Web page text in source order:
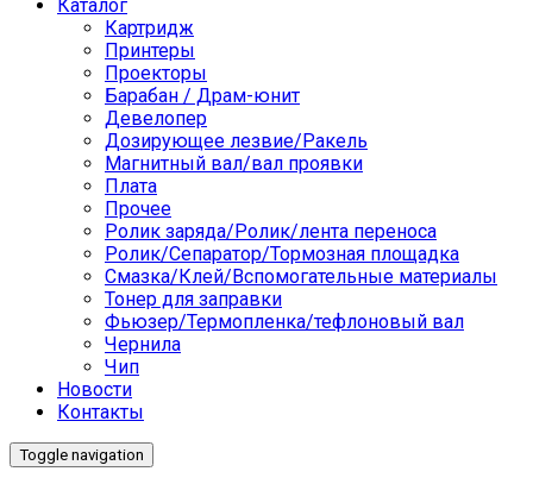
Каталог
Картридж
Принтеры
Проекторы
Барабан / Драм-юнит
Девелопер
Дозирующее лезвие/Ракель
Магнитный вал/вал проявки
Плата
Прочее
Ролик заряда/Ролик/лента переноса
Ролик/Сепаратор/Тормозная площадка
Смазка/Клей/Вспомогательные материалы
Тонер для заправки
Фьюзер/Термопленка/тефлоновый вал
Чернила
Чип
Новости
Контакты
Toggle navigation